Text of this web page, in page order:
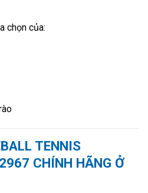
chọn của:
TENNIS
CHÍNH HÃNG Ở